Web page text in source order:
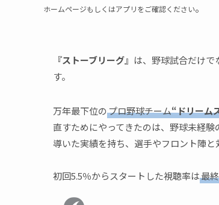
ホームページもしくはアプリをご確認ください。
『ストーブリーグ』 は、野球試合だけで
す。
万年最下位のプロ野球チーム“ドリーム
直すためにやってきたのは、野球未経
導いた実績を持ち、選手やフロント陣と
初回5.5％からスタートした視聴率は最